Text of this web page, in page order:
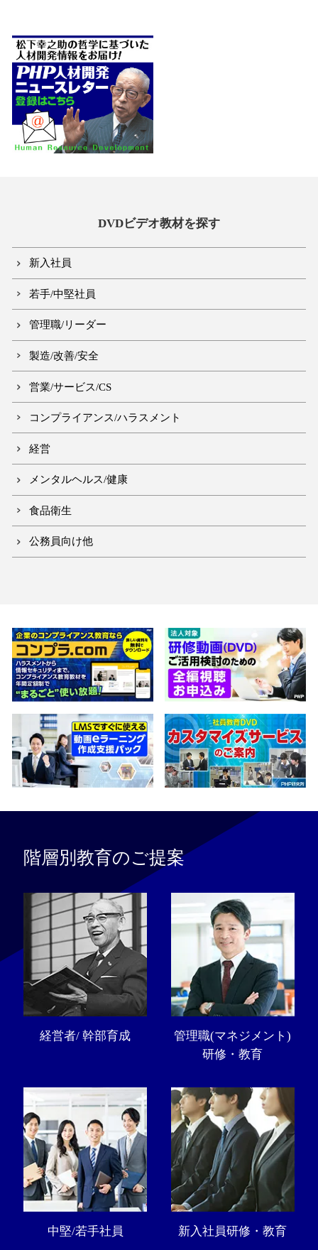
DVDビデオ教材を探す
新入社員
若手/中堅社員
管理職/リーダー
製造/改善/安全
営業/サービス/CS
コンプライアンス/ハラスメント
経営
メンタルヘルス/健康
食品衛生
公務員向け他
階層別教育のご提案
経営者/ 幹部育成
管理職(マネジメント)
研修・教育
中堅/若手社員 新入社員研修・教育